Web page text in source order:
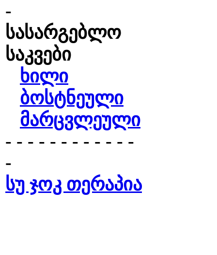
-
სასარგებლო
საკვები
ხილი
ბოსტნეული
მარცვლეული
- - - - - - - - - - - -
-
სუ ჯოკ თერაპია